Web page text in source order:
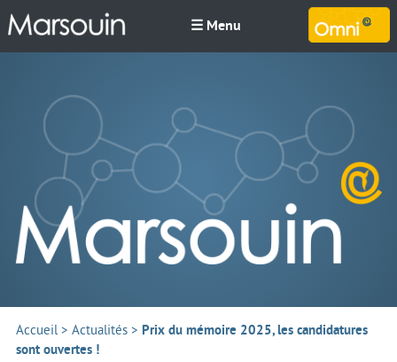
☰ Menu
Accueil> Actualités > Prix du mémoire 2025, les candidatures
sont ouvertes !